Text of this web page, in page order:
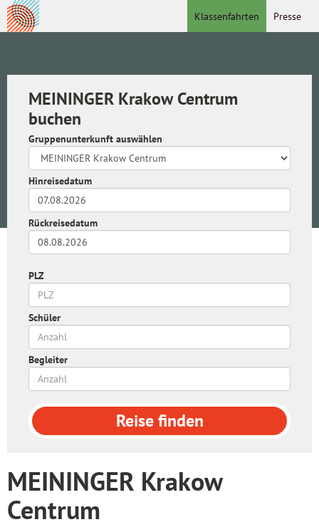
Presse
Klassenfahrten
MEININGER Krakow Centrum
buchen
Gruppenunterkunft auswählen
Hinreisedatum
Rückreisedatum
PLZ
Schüler
Begleiter
Reisefinden
MEININGER Krakow
Centrum